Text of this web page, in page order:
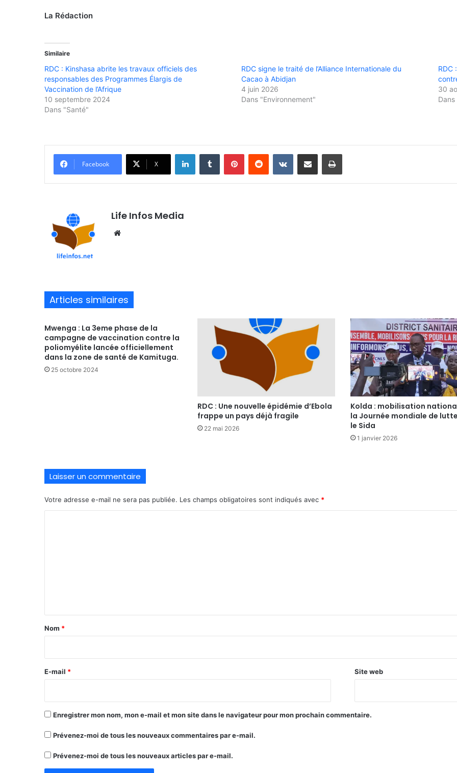
La Rédaction
Similaire
RDC : Kinshasa abrite les travaux officiels des
responsables des Programmes Élargis de
Vaccination de l’Afrique
10 septembre 2024
Dans "Santé"
RDC signe le traité de l’Alliance Internationale du
Cacao à Abidjan
4 juin 2026
Dans "Environnement"
RDC
30
Facebook X
Life Infos Media
Articles similaires
Mwenga : La 3eme phase de la
campagne de vaccination contre la
poliomyélite lancée officiellement
dans la zone de santé de Kamituga.
25 octobre 2024
RDC : Une nouvelle épidémie d’Ebola
frappe un pays déjà fragile
22 mai 2026
Kolda : mobilisation
la Journée mondiale de
le Sida
1 janvier 2026
Laisser un commentaire
Votre adresse e-mail ne sera pas publiée. Les champs obligatoires sont indiqués avec *
a
e
Nom *
E-mail * Site web
Enregistrer mon nom, mon e-mail et mon site dans le navigateur pour mon prochain commentaire.
Prévenez-moi de tous les nouveaux commentaires par e-mail.
Prévenez-moi de tous les nouveaux articles par e-mail.